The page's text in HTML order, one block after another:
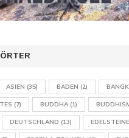
ASIEN (35) BADEN (2)
(7) BUDDHA(1)
DEUTSCHLAND (13) EDELSTEINE